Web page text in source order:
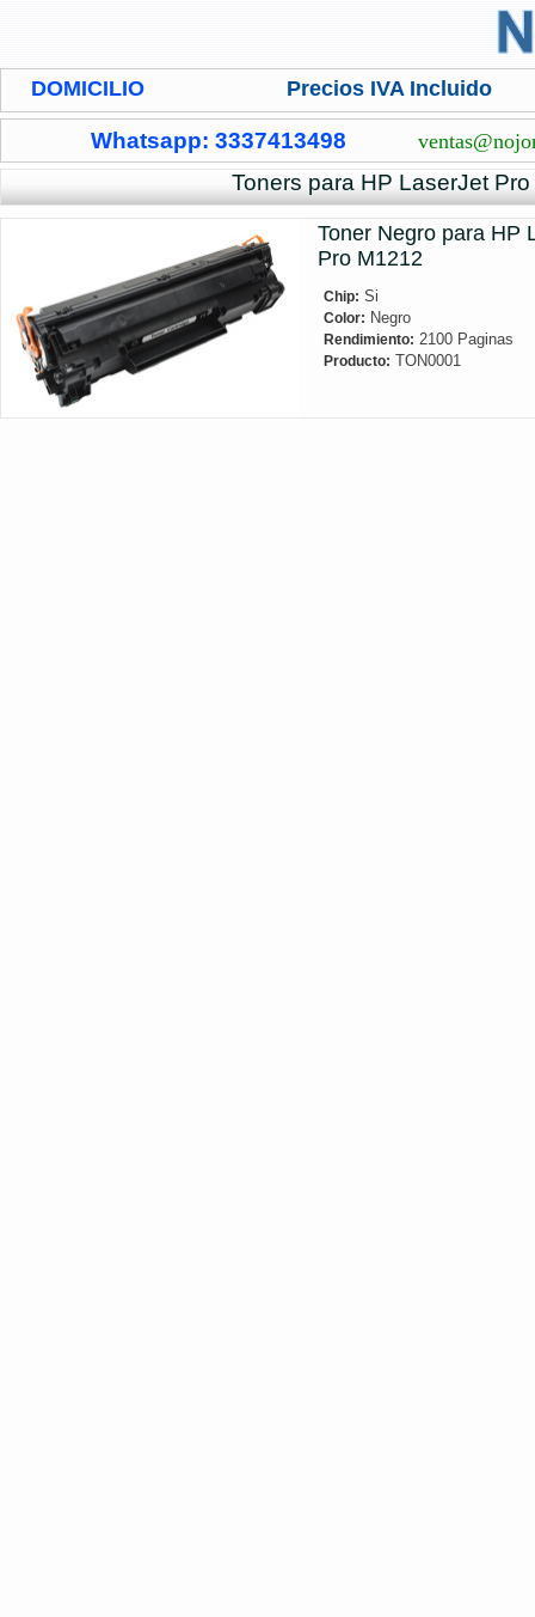
DOMICILIO Precios IVA Incluido
Whatsapp: 3337413498
Toners para HP LaserJet
Toner Negro para HP
Pro M1212
Chip: Si
Color: Negro
Rendimiento: 2100 Paginas
Producto: TON0001